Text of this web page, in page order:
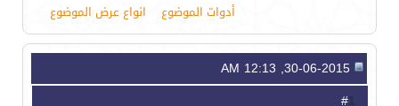
أدوات الموضوع انواع عرض الموضوع